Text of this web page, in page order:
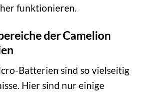
funktionieren.
der Camelion
Batterien sind so vielseitig
Hier sind nur einige